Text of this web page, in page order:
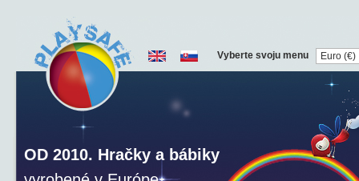
OD 2010. Hračky a bábiky
Vyberte svoju menu